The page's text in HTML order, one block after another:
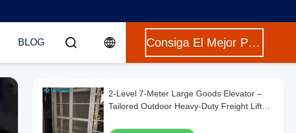
BLOG Consiga El Mejor Precio
2-Level 7-Meter Large Goods Elevator –
Tailored Outdoor Heavy-Duty Freight Lift